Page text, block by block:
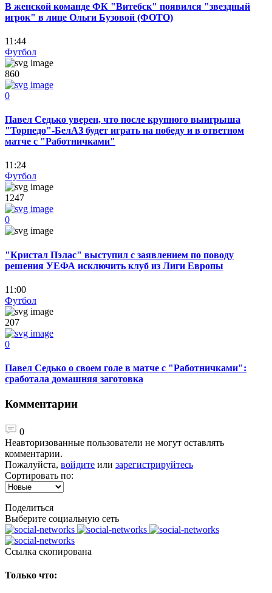
В женской команде ФК "Витебск" появился "звездный
игрок" в лице Ольги Бузовой (ФОТО)
11:44
Футбол
860
0
Павел Седько уверен, что после крупного выигрыша
"Торпедо"-БелАЗ будет играть на победу и в ответном
матче с "Работничками"
11:24
Футбол
1247
0
"Кристал Пэлас" выступил с заявлением по поводу
решения УЕФА исключить клуб из Лиги Европы
11:00
Футбол
207
0
Павел Седько о своем голе в матче с "Работничками":
сработала домашняя заготовка
Комментарии
0
Неавторизованные пользователи не могут оставлять
комментарии.
Пожалуйста, войдите или зарегистрируйтесь
Сортировать по:
Поделиться
Выберите социальную сеть
Ccылка скопирована
Только что: